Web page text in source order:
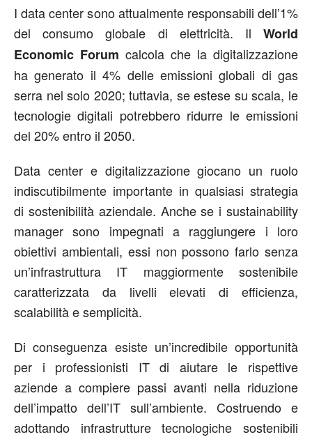
I data center sono attualmente responsabili dell’1%
del consumo globale di elettricità. Il World
Economic Forum calcola che la digitalizzazione
ha generato il 4% delle emissioni globali di gas
serra nel solo 2020; tuttavia, se estese su scala, le
tecnologie digitali potrebbero ridurre le emissioni
del 20% entro il 2050.
Data center e digitalizzazione giocano un ruolo
indiscutibilmente importante in qualsiasi strategia
di sostenibilità aziendale. Anche se i sustainability
manager sono impegnati a raggiungere i loro
obiettivi ambientali, essi non possono farlo senza
un’infrastruttura IT maggiormente sostenibile
caratterizzata da livelli elevati di efficienza,
scalabilità e semplicità.
Di conseguenza esiste un’incredibile opportunità
per i professionisti IT di aiutare le rispettive
aziende a compiere passi avanti nella riduzione
dell’impatto dell’IT sull’ambiente. Costruendo e
adottando infrastrutture tecnologiche sostenibili